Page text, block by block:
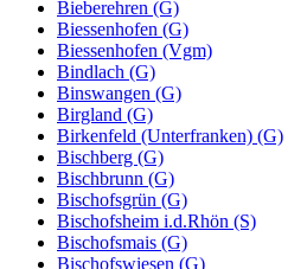
Bieberehren (G)
Biessenhofen (G)
Biessenhofen (Vgm)
Bindlach (G)
Binswangen (G)
Birgland (G)
Birkenfeld (Unterfranken) (G)
Bischberg (G)
Bischbrunn (G)
Bischofsgrün (G)
Bischofsheim i.d.Rhön (S)
Bischofsmais (G)
Bischofswiesen (G)